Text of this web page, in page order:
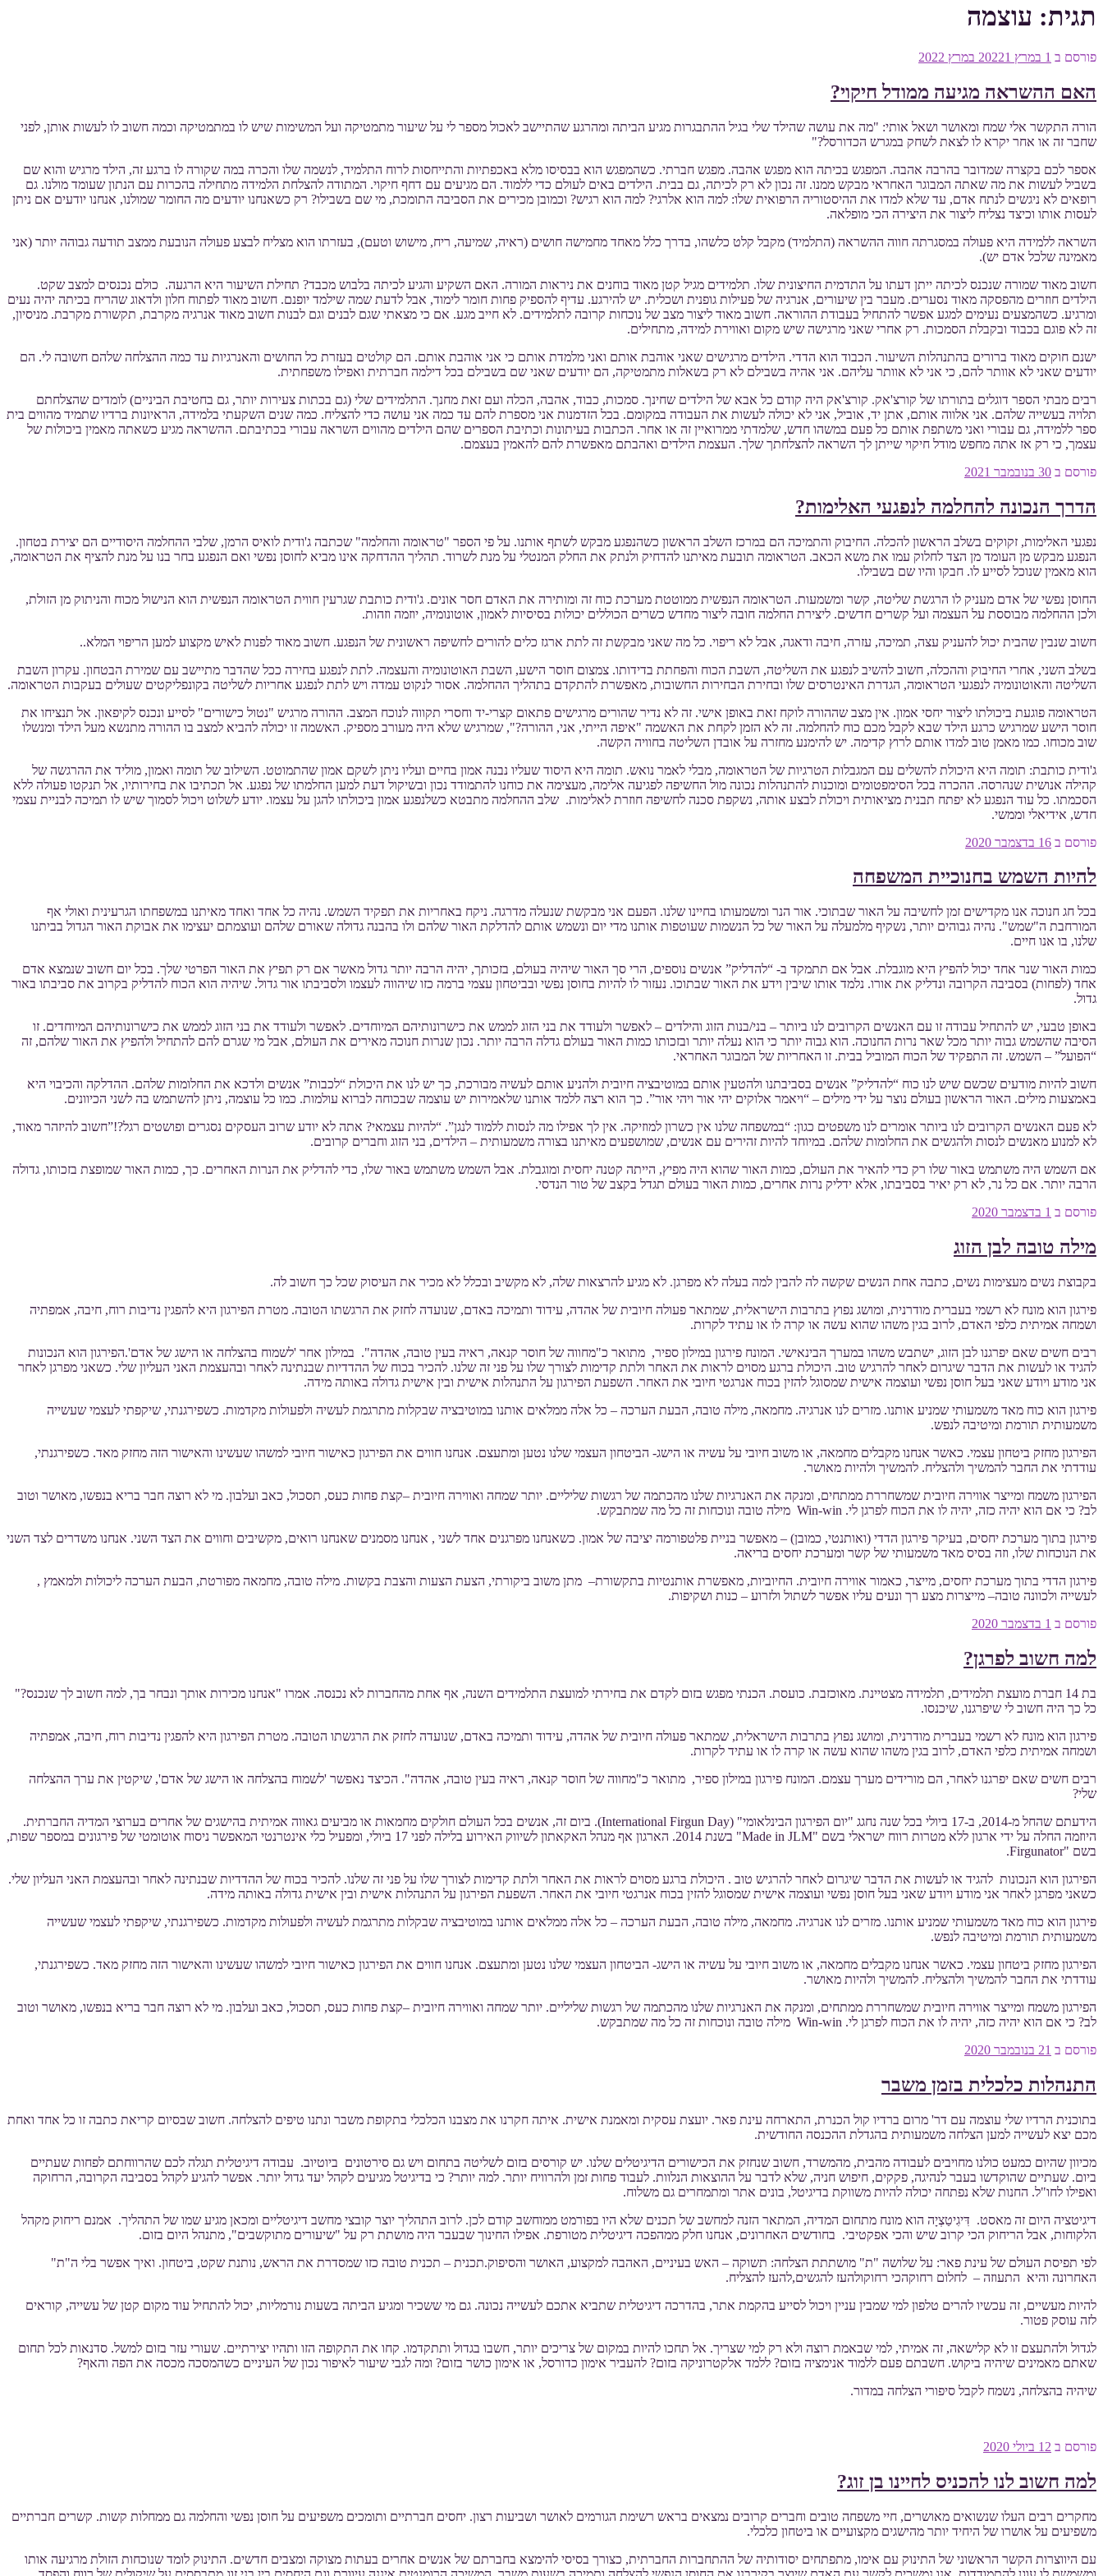
תגית: עוצמה
פורסם ב 1 במרץ 2022 1 במרץ 2022
האם ההשראה מגיעה ממודל חיקוי?
הורה התקשר אלי שמח ומאושר ושאל אותי: "מה את עושה שהילד שלי בגיל ההתבגרות מגיע הביתה ומהרגע שהתיישב לאכול מספר לי על שיעור מתמטיקה ועל המשימות שיש לו במתמטיקה וכמה חשוב לו לעשות אותן, לפני
שחבר זה או אחר יקרא לו לצאת לשחק במגרש הכדורסל?"
אספר לכם בקצרה שמדובר בהרבה אהבה. המפגש בכיתה הוא מפגש אהבה. מפגש חברתי. כשהמפגש הוא בבסיסו מלא באכפתיות והתייחסות לרוח התלמיד, לנשמה שלו והכרה במה שקורה לו ברגע זה, הילד מרגיש והוא שם
בשביל לעשות את מה שאתה המבוגר האחראי מבקש ממנו. זה נכון לא רק לכיתה, גם בבית. הילדים באים לעולם כדי ללמוד. הם מגיעים עם דחף חיקוי. המתודה להצלחת הלמידה מתחילה בהכרות עם הנתון שעומד מולנו. גם
רופאים לא ניגשים לנתח אדם, עד שלא למדו את ההיסטוריה הרפואית שלו: למה הוא אלרגי? למה הוא רגיש? וכמובן מכירים את הסביבה התומכת, מי שם בשבילו? רק כשאנחנו יודעים מה החומר שמולנו, אנחנו יודעים אם ניתן
לעסות אותו וכיצד נצליח ליצור את היצירה הכי מופלאה.
השראה ללמידה היא פעולה במסגרתה חווה ההשראה (התלמיד) מקבל קלט כלשהו, בדרך כלל מאחד מחמישה חושים (ראיה, שמיעה, ריח, מישוש וטעם), בעזרתו הוא מצליח לבצע פעולה הנובעת ממצב תודעה גבוהה יותר (אני
מאמינה שלכל אדם יש).
חשוב מאוד שמורה שנכנס לכיתה ייתן דעתו על התדמית החיצונית שלו. תלמידים מגיל קטן מאוד בוחנים את ניראות המורה. האם השקיע והגיע לכיתה בלבוש מכבד? תחילת השיעור היא הרגעה. כולם נכנסים למצב שקט.
הילדים חוזרים מהפסקה מאוד נסערים. מעבר בין שיעורים, אנרגיה של פעילות גופנית ושכלית. יש להירגע. עדיף להספיק פחות חומר לימוד, אבל לדעת שמה שילמד יופנם. חשוב מאוד לפתוח חלון ולדאוג שהריח בכיתה יהיה נעים
ומרגיע. כשהמצעים נעימים למגע אפשר להתחיל בעבודת ההוראה. חשוב מאוד ליצור מצב של נוכחות קרובה לתלמידים. לא חייב מגע. אם כי מצאתי שגם לבנים וגם לבנות חשוב מאוד אנרגיה מקרבת, תקשורת מקרבת. מניסיון,
זה לא פוגם בכבוד ובקבלת הסמכות. רק אחרי שאני מרגישה שיש מקום ואווירת למידה, מתחילים.
ישנם חוקים מאוד ברורים בהתנהלות השיעור. הכבוד הוא הדדי. הילדים מרגישים שאני אוהבת אותם ואני מלמדת אותם כי אני אוהבת אותם. הם קולטים בעזרת כל החושים והאנרגיות עד כמה ההצלחה שלהם חשובה לי. הם
יודעים שאני לא אוותר להם, כי אני לא אוותר עליהם. אני אהיה בשבילם לא רק בשאלות מתמטיקה, הם יודעים שאני שם בשבילם בכל דילמה חברתית ואפילו משפחתית.
רבים מבתי הספר דוגלים בתורתו של קורצ'אק. קורצ'אק היה קודם כל אבא של הילדים שחינך. סמכות, כבוד, אהבה, הכלה ועם זאת מחנך. התלמידים שלי (גם בכתות צעירות יותר, גם בחטיבת הביניים) לומדים שהצלחתם
תלויה בעשייה שלהם. אני אלווה אותם, אתן יד, אוביל, אני לא יכולה לעשות את העבודה במקומם. בכל הזדמנות אני מספרת להם עד כמה אני עושה כדי להצליח. כמה שנים השקעתי בלמידה, הראיונות ברדיו שתמיד מהווים בית
ספר ללמידה, גם עבורי ואני משתפת אותם כל פעם במשהו חדש, שלמדתי ממרואיין זה או אחר. הכתבות בעיתונות וכתיבת הספרים שהם הילדים מהווים השראה עבורי בכתיבתם. ההשראה מגיע כשאתה מאמין ביכולות של
עצמך, כי רק אז אתה מחפש מודל חיקוי שייתן לך השראה להצלחתך שלך. העצמת הילדים ואהבתם מאפשרת להם להאמין בעצמם.
פורסם ב 30 בנובמבר 2021
הדרך הנכונה להחלמה לנפגעי האלימות?
נפגעי האלימות, זקוקים בשלב הראשון להכלה. החיבוק והתמיכה הם במרכז השלב הראשון כשהנפגע מבקש לשתף אותנו. על פי הספר "טראומה והחלמה" שכתבה ג'ודית לואיס הרמן, שלבי ההחלמה היסודיים הם יצירת בטחון.
הנפגע מבקש מן העומד מן הצד לחלוק עמו את משא הכאב. הטראומה תובעת מאיתנו להדחיק ולנתק את החלק המנטלי על מנת לשרוד. תהליך ההדחקה אינו מביא לחוסן נפשי ואם הנפגע בחר בנו על מנת להציף את הטראומה,
הוא מאמין שנוכל לסייע לו. חבקו והיו שם בשבילו.
החוסן נפשי של אדם מעניק לו הרגשת שליטה, קשר ומשמעות. הטראומה הנפשית ממוטטת מערכת כוח זה ומותירה את האדם חסר אונים. ג'ודית כותבת שגרעין חווית הטראומה הנפשית הוא הנישול מכוח והניתוק מן הזולת,
ולכן ההחלמה מבוססת על העצמה ועל קשרים חדשים. ליצירת החלמה חובה ליצור מחדש כשרים הכוללים יכולות בסיסיות לאמון, אוטונומיה, יוזמה וזהות.
חשוב שנבין שהבית יכול להעניק עצה, תמיכה, עזרה, חיבה ודאגה, אבל לא ריפוי. כל מה שאני מבקשת זה לתת ארגז כלים להורים לחשיפה ראשונית של הנפגע. חשוב מאוד לפנות לאיש מקצוע למען הריפוי המלא..
בשלב השני, אחרי החיבוק וההכלה, חשוב להשיב לנפגע את השליטה, השבת הכוח והפחתת בדידותו. צמצום חוסר הישע, השבת האוטונומיה והעצמה. לתת לנפגע בחירה ככל שהדבר מתיישב עם שמירת הבטחון. עקרון השבת
השליטה והאוטונומיה לנפגעי הטראומה, הגדרת האינטרסים שלו ובחירת הבחירות החשובות, מאפשרת להתקדם בתהליך ההחלמה. אסור לנקוט עמדה ויש לתת לנפגע אחריות לשליטה בקונפליקטים שעולים בעקבות הטראומה.
הטראומה פוגעת ביכולתו ליצור יחסי אמון. אין מצב שההורה לוקח זאת באופן אישי. זה לא נדיר שהורים מרגישים פתאום קצרי-יד וחסרי תקווה לנוכח המצב. ההורה מרגיש "נטול כישורים" לסייע ונכנס לקיפאון. אל תנציחו את
חוסר הישע שמרגיש כרגע הילד שבא לקבל מכם כוח להחלמה. זה לא הזמן לקחת את האשמה "איפה הייתי, אני, ההורה?", שמרגיש שלא היה מעורב מספיק. האשמה זו יכולה להביא למצב בו ההורה מתנשא מעל הילד ומנשלו
שוב מכוחו. כמו מאמן טוב למדו אותם לרוץ קדימה. יש להימנע מחזרה על אובדן השליטה בחוויה הקשה.
ג'ודית כותבת: תומה היא היכולת להשלים עם המגבלות הטרגיות של הטראומה, מבלי לאמר נואש. תומה היא היסוד שעליו נבנה אמון בחיים ועליו ניתן לשקם אמון שהתמוטט. השילוב של תומה ואמון, מוליד את ההרגשה של
קהילה אנושית שנהרסה. ההכרה בכל הסימפטומים ומוכנות להתנהלות נכונה מול החשיפה לפגיעה אלימה, מעצימה את כוחנו להתמודד נכון ובשיקול דעת למען החלמתו של נפגע. אל תכתיבו את בחירותיו, אל תנקטו פעולה ללא
הסכמתו. כל עוד הנפגע לא יפתח תבנית מציאותית ויכולת לבצע אותה, נשקפת סכנה לחשיפה חוזרת לאלימות. שלב ההחלמה מתבטא כשלנפגע אמון ביכולתו להגן על עצמו. יודע לשלוט ויכול לסמוך שיש לו תמיכה לבניית עצמי
חדש, אידיאלי וממשי.
פורסם ב 16 בדצמבר 2020
להיות השמש בחנוכיית המשפחה
בכל חג חנוכה אנו מקדישים זמן לחשיבה על האור שבתוכי. אור הנר ומשמעותו בחיינו שלנו. הפעם אני מבקשת שנעלה מדרגה. ניקח באחריות את תפקיד השמש. נהיה כל אחד ואחד מאיתנו במשפחתו הגרעינית ואולי אף
המורחבת ה"שמש". נהיה גבוהים יותר, נשקיף מלמעלה על האור של כל הנשמות שעוטפות אותנו מדי יום ונשמש אותם להדלקת האור שלהם ולו בהבנה גדולה שאורם שלהם ועוצמתם יעצימו את אבוקת האור הגדול בביתנו
שלנו, בו אנו חיים.
כמות האור שנר אחד יכול להפיץ היא מוגבלת. אבל אם תתמקד ב- “להדליק” אנשים נוספים, הרי סך האור שיהיה בעולם, בזכותך, יהיה הרבה יותר גדול מאשר אם רק תפיץ את האור הפרטי שלך. בכל יום חשוב שנמצא אדם
אחד (לפחות) בסביבה הקרובה ונדליק את אורו. נלמד אותו שיבין וידע את האור שבתוכו. נעזור לו להיות בחוסן נפשי ובביטחון עצמי ברמה כזו שיהווה לעצמו ולסביבתו אור גדול. שיהיה הוא הכוח להדליק בקרוב את סביבתו באור
גדול.
באופן טבעי, יש להתחיל עבודה זו עם האנשים הקרובים לנו ביותר – בני/בנות הזוג והילדים – לאפשר ולעודד את בני הזוג לממש את כישרונותיהם המיוחדים. לאפשר ולעודד את בני הזוג לממש את כישרונותיהם המיוחדים. זו
הסיבה שהשמש גבוה יותר מכל שאר נרות החנוכה. הוא גבוה יותר כי הוא נעלה יותר ובזכותו כמות האור בעולם גדלה הרבה יותר. נכון שנרות חנוכה מאירים את העולם, אבל מי שגרם להם להתחיל ולהפיץ את האור שלהם, זה
“הפועל” – השמש. זה התפקיד של הכוח המוביל בבית. זו האחריות של המבוגר האחראי.
חשוב להיות מודעים שכשם שיש לנו כוח “להדליק” אנשים בסביבתנו ולהטעין אותם במוטיבציה חיובית ולהניע אותם לעשיה מבורכת, כך יש לנו את היכולת “לכבות” אנשים ולדכא את החלומות שלהם. ההדלקה והכיבוי היא
באמצעות מילים. האור הראשון בעולם נוצר על ידי מילים – “ויאמר אלוקים יהי אור ויהי אור”. כך הוא רצה ללמד אותנו שלאמירות יש עוצמה שבכוחה לברוא עולמות. כמו כל עוצמה, ניתן להשתמש בה לשני הכיוונים.
לא פעם האנשים הקרובים לנו ביותר אומרים לנו משפטים כגון: “במשפחה שלנו אין כשרון למוזיקה. אין לך אפילו מה לנסות ללמוד לנגן”. “להיות עצמאי? אתה לא יודע שרוב העסקים נסגרים ופושטים רגל?!”חשוב להיזהר מאוד,
לא למנוע מאנשים לנסות ולהגשים את החלומות שלהם. במיוחד להיות זהירים עם אנשים, שמושפעים מאיתנו בצורה משמעותית – הילדים, בני הזוג וחברים קרובים.
אם השמש היה משתמש באור שלו רק כדי להאיר את העולם, כמות האור שהוא היה מפיץ, הייתה קטנה יחסית ומוגבלת. אבל השמש משתמש באור שלו, כדי להדליק את הנרות האחרים. כך, כמות האור שמופצת בזכותו, גדולה
הרבה יותר. אם כל נר, לא רק יאיר בסביבתו, אלא ידליק נרות אחרים, כמות האור בעולם תגדל בקצב של טור הנדסי.
פורסם ב 1 בדצמבר 2020
מילה טובה לבן הזוג
בקבוצת נשים מעצימות נשים, כתבה אחת הנשים שקשה לה להבין למה בעלה לא מפרגן. לא מגיע להרצאות שלה, לא מקשיב ובכלל לא מכיר את העיסוק שכל כך חשוב לה.
פירגון הוא מונח לא רשמי בעברית מודרנית, ומושג נפוץ בתרבות הישראלית, שמתאר פעולה חיובית של אהדה, עידוד ותמיכה באדם, שנועדה לחזק את הרגשתו הטובה. מטרת הפירגון היא להפגין נדיבות רוח, חיבה, אמפתיה
ושמחה אמיתית כלפי האדם, לרוב בגין משהו שהוא עשה או קרה לו או עתיד לקרות.
רבים חשים שאם יפרגנו לבן הזוג, ישתבש משהו במערך הבינאישי. המונח פירגון במילון ספיר, מתואר כ"מחווה של חוסר קנאה, ראיה בעין טובה, אהדה". במילון אחר 'לשמוח בהצלחה או הישג של אדם'.הפירגון הוא הנכונות
להגיד או לעשות את הדבר שיגרום לאחר להרגיש טוב. היכולת ברגע מסוים לראות את האחר ולתת קדימות לצורך שלו על פני זה שלנו. להכיר בכוח של ההדדיות שבנתינה לאחר ובהעצמת האני העליון שלי. כשאני מפרגן לאחר
אני מודע ויודע שאני בעל חוסן נפשי ועוצמה אישית שמסוגל להזין בכוח אנרגטי חיובי את האחר. השפעת הפירגון על התנהלות אישית ובין אישית גדולה באותה מידה.
פירגון הוא כוח מאד משמעותי שמניע אותנו. מזרים לנו אנרגיה. מחמאה, מילה טובה, הבעת הערכה – כל אלה ממלאים אותנו במוטיבציה שבקלות מתרגמת לעשיה ולפעולות מקדמות. כשפירגנתי, שיקפתי לעצמי שעשייה
משמעותית תורמת ומיטיבה לנפש.
הפירגון מחזק ביטחון עצמי. כאשר אנחנו מקבלים מחמאה, או משוב חיובי על עשיה או הישג- הביטחון העצמי שלנו נטען ומתעצם. אנחנו חווים את הפירגון כאישור חיובי למשהו שעשינו והאישור הזה מחזק מאד. כשפירגנתי,
עודדתי את החבר להמשיך ולהצליח. להמשיך ולהיות מאושר.
הפירגון משמח ומייצר אווירה חיובית שמשחררת ממתחים, ומנקה את האנרגיות שלנו מהכתמה של רגשות שליליים. יותר שמחה ואווירה חיובית –קצת פחות כעס, תסכול, כאב ועלבון. מי לא רוצה חבר בריא בנפשו, מאושר וטוב
לב? כי אם הוא יהיה כזה, יהיה לו את הכוח לפרגן לי. Win-win מילה טובה ונוכחות זה כל מה שמתבקש.
פירגון בתוך מערכת יחסים, בעיקר פירגון הדדי (ואותנטי, כמובן) – מאפשר בניית פלטפורמה יציבה של אמון. כשאנחנו מפרגנים אחד לשני , אנחנו מסמנים שאנחנו רואים, מקשיבים וחווים את הצד השני. אנחנו משדרים לצד השני
את הנוכחות שלו, וזה בסיס מאד משמעותי של קשר ומערכת יחסים בריאה.
פירגון הדדי בתוך מערכת יחסים, מייצר, כאמור אווירה חיובית. החיוביות, מאפשרת אותנטיות בתקשורת– מתן משוב ביקורתי, הצעת הצעות והצבת בקשות. מילה טובה, מחמאה מפורטת, הבעת הערכה ליכולות ולמאמץ ,
לעשייה ולכוונה טובה– מייצרות מצע רך ונעים עליו אפשר לשתול ולזרוע – כנות ושקיפות.
פורסם ב 1 בדצמבר 2020
למה חשוב לפרגן?
בת 14 חברת מועצת תלמידים, תלמידה מצטיינת. מאוכזבת. כועסת. הכנתי מפגש בזום לקדם את בחירתי למועצת התלמידים השנה, אף אחת מהחברות לא נכנסה. אמרו "אנחנו מכירות אותך ונבחר בך, למה חשוב לך שנכנס?"
כל כך היה חשוב לי שיפרגנו, שיכנסו.
פירגון הוא מונח לא רשמי בעברית מודרנית, ומושג נפוץ בתרבות הישראלית, שמתאר פעולה חיובית של אהדה, עידוד ותמיכה באדם, שנועדה לחזק את הרגשתו הטובה. מטרת הפירגון היא להפגין נדיבות רוח, חיבה, אמפתיה
ושמחה אמיתית כלפי האדם, לרוב בגין משהו שהוא עשה או קרה לו או עתיד לקרות.
רבים חשים שאם יפרגנו לאחר, הם מורידים מערך עצמם. המונח פירגון במילון ספיר, מתואר כ"מחווה של חוסר קנאה, ראיה בעין טובה, אהדה". הכיצד נאפשר 'לשמוח בהצלחה או הישג של אדם', שיקטין את ערך ההצלחה
שלי?
הידעתם שהחל מ-2014, ב-17 ביולי בכל שנה נחגג "יום הפירגון הבינלאומי" (International Firgun Day). ביום זה, אנשים בכל העולם חולקים מחמאות או מביעים גאווה אמיתית בהישגים של אחרים בערוצי המדיה החברתית.
היוזמה החלה על ידי ארגון ללא מטרות רווח ישראלי בשם "Made in JLM" בשנת 2014. הארגון אף מנהל האקאתון לשיווק האירוע בלילה לפני 17 ביולי, ומפעיל כלי אינטרנטי המאפשר ניסוח אוטומטי של פירגונים במספר שפות,
בשם "Firgunator.
הפירגון הוא הנכונות להגיד או לעשות את הדבר שיגרום לאחר להרגיש טוב . היכולת ברגע מסוים לראות את האחר ולתת קדימות לצורך שלו על פני זה שלנו. להכיר בכוח של ההדדיות שבנתינה לאחר ובהעצמת האני העליון שלי.
כשאני מפרגן לאחר אני מודע ויודע שאני בעל חוסן נפשי ועוצמה אישית שמסוגל להזין בכוח אנרגטי חיובי את האחר. השפעת הפירגון על התנהלות אישית ובין אישית גדולה באותה מידה.
פירגון הוא כוח מאד משמעותי שמניע אותנו. מזרים לנו אנרגיה. מחמאה, מילה טובה, הבעת הערכה – כל אלה ממלאים אותנו במוטיבציה שבקלות מתרגמת לעשיה ולפעולות מקדמות. כשפירגנתי, שיקפתי לעצמי שעשייה
משמעותית תורמת ומיטיבה לנפש.
הפירגון מחזק ביטחון עצמי. כאשר אנחנו מקבלים מחמאה, או משוב חיובי על עשיה או הישג- הביטחון העצמי שלנו נטען ומתעצם. אנחנו חווים את הפירגון כאישור חיובי למשהו שעשינו והאישור הזה מחזק מאד. כשפירגנתי,
עודדתי את החבר להמשיך ולהצליח. להמשיך ולהיות מאושר.
הפירגון משמח ומייצר אווירה חיובית שמשחררת ממתחים, ומנקה את האנרגיות שלנו מהכתמה של רגשות שליליים. יותר שמחה ואווירה חיובית –קצת פחות כעס, תסכול, כאב ועלבון. מי לא רוצה חבר בריא בנפשו, מאושר וטוב
לב? כי אם הוא יהיה כזה, יהיה לו את הכוח לפרגן לי. Win-win מילה טובה ונוכחות זה כל מה שמתבקש.
פורסם ב 21 בנובמבר 2020
התנהלות כלכלית בזמן משבר
בתוכנית הרדיו שלי עוצמה עם דר' מרום ברדיו קול הכנרת, התארחה עינת פאר. יועצת עסקית ומאמנת אישית. איתה חקרנו את מצבנו הכלכלי בתקופת משבר ונתנו טיפים להצלחה. חשוב שבסיום קריאת כתבה זו כל אחד ואחת
מכם יצא לעשייה למען הצלחה משמעותית בהגדלת ההכנסה החודשית.
מכיוון שהיום כמעט כולנו מחויבים לעבודה מהבית, מהמשרד, חשוב שנחזק את הכישורים הדיגיטלים שלנו. יש קורסים בזום לשליטה בתחום ויש גם סירטונים ביוטיוב. עבודה דיגיטלית תגלה לכם שהרווחתם לפחות שעתיים
ביום. שעתיים שהוקדשו בעבר לנהיגה, פקקים, חיפוש חניה, שלא לדבר על ההוצאות הנלוות. לעבוד פחות זמן ולהרוויח יותר. למה יותר? כי בדיגיטל מגיעים לקהל יעד גדול יותר. אפשר להגיע לקהל בסביבה הקרובה, הרחוקה
ואפילו לחו"ל. החנות שלא נפתחה יכולה להיות משווקת בדיגיטל, בונים אתר ומתמחרים גם משלוח.
דיגיטציה היום זה מאסט. דִּיגִיטַצְיָה הוא מונח מתחום המדיה, המתאר הזנה למחשב של תכנים שלא היו בפורמט ממוחשב קודם לכן. לרוב התהליך יוצר קובצי מחשב דיגיטליים ומכאן מגיע שמו של התהליך. אמנם ריחוק מקהל
הלקוחות, אבל הריחוק הכי קרוב שיש והכי אפקטיבי. בחודשים האחרונים, אנחנו חלק ממהפכה דיגיטלית מטורפת. אפילו החינוך שבעבר היה מושתת רק על "שיעורים מתוקשבים", מתנהל היום בזום.
לפי תפיסת העולם של עינת פאר: על שלושה "ת" מושתתת הצלחה: תשוקה – האש בעיניים, האהבה למקצוע, האושר והסיפוק.תכנית – תכנית טובה כזו שמסדרת את הראש, נותנת שקט, ביטחון. ואיך אפשר בלי ה"ת"
האחרונה והיא התעוזה – לחלום רחוקהכי רחוקולהעז להגשים,להעז להצליח.
להיות מעשיים, זה עכשיו להרים טלפון למי שמבין עניין ויכול לסייע בהקמת אתר, בהדרכה דיגיטלית שתביא אתכם לעשייה נכונה. גם מי ששכיר ומגיע הביתה בשעות נורמליות, יכול להתחיל עוד מקום קטן של עשייה, קוראים
לזה עוסק פטור.
לגדול ולהתעצם זו לא קלישאה, זה אמיתי, למי שבאמת רוצה ולא רק למי שצריך. אל תחכו להיות במקום של צריכים יותר, חשבו בגדול ותתקדמו. קחו את התקופה הזו ותהיו יצירתיים. שעורי עזר בזום למשל. סדנאות לכל תחום
שאתם מאמינים שיהיה ביקוש. חשבתם פעם ללמוד אנימציה בזום? ללמד אלקטרוניקה בזום? להעביר אימון כדורסל, או אימון כושר בזום? ומה לגבי שיעור לאיפור נכון של העיניים כשהמסכה מכסה את הפה והאף?
שיהיה בהצלחה, נשמח לקבל סיפורי הצלחה במדור.
פורסם ב 12 ביולי 2020
למה חשוב לנו להכניס לחיינו בן זוג?
מחקרים רבים העלו שנשואים מאושרים, חיי משפחה טובים וחברים קרובים נמצאים בראש רשימת הגורמים לאושר ושביעות רצון. יחסים חברתיים ותומכים משפיעים על חוסן נפשי והחלמה גם ממחלות קשות. קשרים חברתיים
משפיעים על אושרו של היחיד יותר מהישגים מקצועיים או ביטחון כלכלי.
עם היווצרות הקשר הראשוני של התינוק עם אימו, מתפתחים יסודותיה של ההתחברות החברתית, כצורך בסיסי להימצא בחברתם של אנשים אחרים בעתות מצוקה ומצבים חדשים. התינוק לומד שנוכחות הזולת מרגיעה אותו